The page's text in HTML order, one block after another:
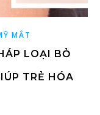
MẮT
LOẠI BỎ
TRẺ HÓA